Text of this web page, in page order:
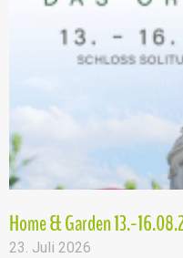
Home & Garden 13.-
23. Juli 2026